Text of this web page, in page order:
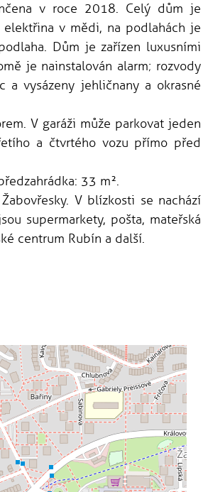
v roce 2018. Celý dům je
v mědi, na podlahách je
Dům je zařízen luxusními
je nainstalován alarm; rozvody
vysázeny jehličnany a okrasné
V garáži může parkovat jeden
a čtvrtého vozu přímo před
33 m².
V blízkosti se nachází
supermarkety, pošta, mateřská
centrum Rubín a další.